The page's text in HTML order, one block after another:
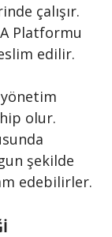
çalışır.
Platformu
edilir.
olur.
şekilde
edebilirler.